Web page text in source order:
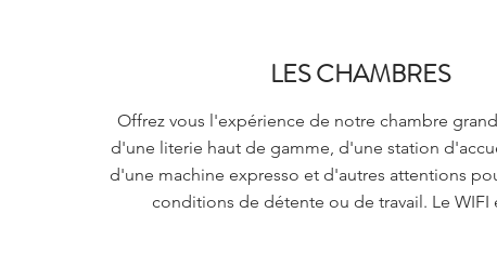
LES CHAMBRES
Offrez vous l'expérience de notre chambre
d'une literie haut de gamme, d'une station
d'une machine expresso et d'autres attentions
conditions de détente ou de travail. Le WIFI